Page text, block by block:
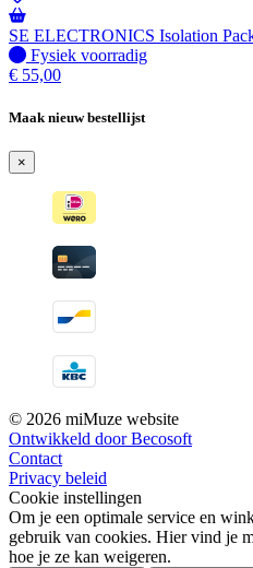
SE ELECTRONICS Isolation
Fysiek voorradig
Fysiek voorradig
€ 55,00
Maak nieuw bestellijst
×
© 2026 miMuze website
Ontwikkeld door Becosoft
Contact
Privacy beleid
Cookie instellingen
Om je een optimale service en
gebruik van cookies. Hier vind je
hoe je ze kan weigeren.